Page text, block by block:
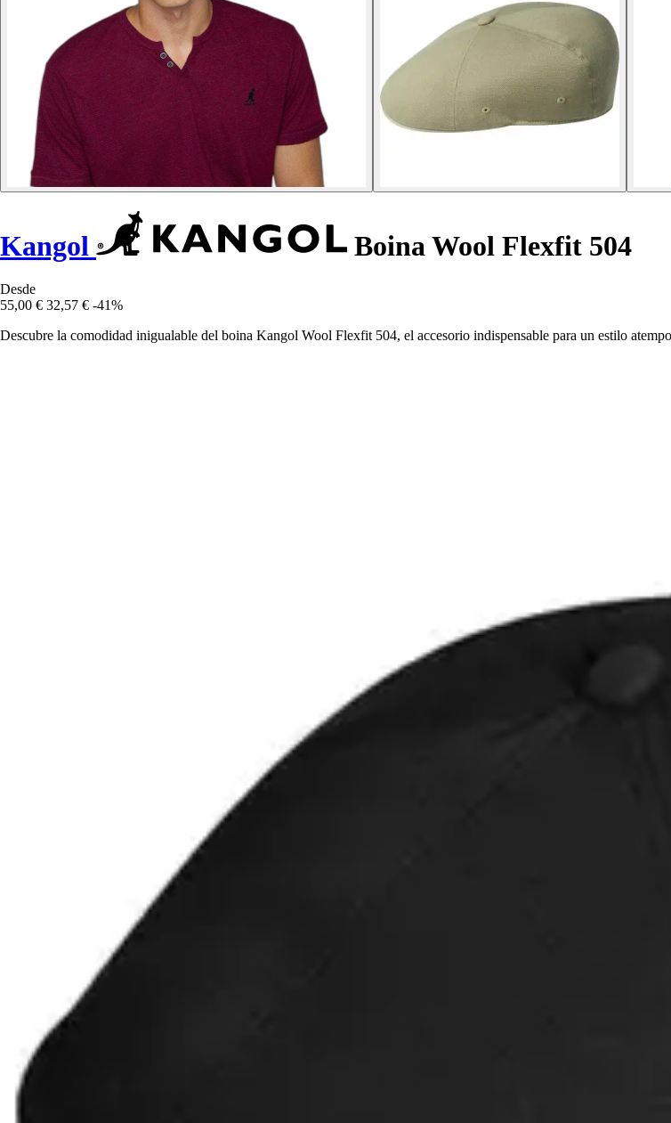
Kangol Boina Wool Flexfit 504
Desde
55,00 € 32,57 € -41%
Descubre la comodidad inigualable del boina Kangol Wool Flexfit 504, el accesorio indispensable para un estilo